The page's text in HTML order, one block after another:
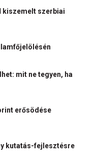
kiszemelt szerbiai
mit ne tegyen, ha
erősödése
kutatás-fejlesztésre